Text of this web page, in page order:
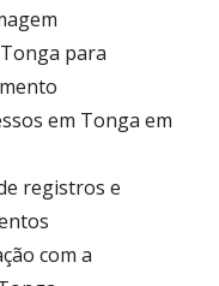
para
em Tonga em
registros e
com a